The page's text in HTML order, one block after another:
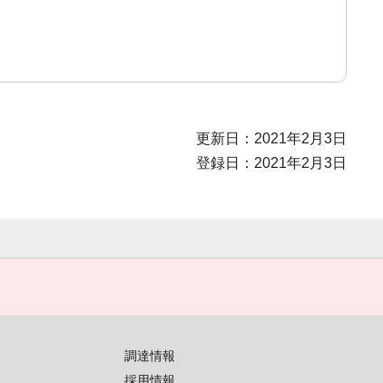
更新日：2021年2月3日
登録日：2021年2月3日
調達情報